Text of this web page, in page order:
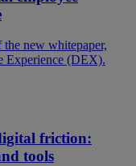
new whitepaper,
Experience (DEX).
friction:
tools